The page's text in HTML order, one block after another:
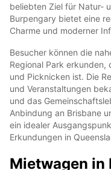
beliebten Ziel für Natur-
Burpengary bietet eine
Charme und moderner
Besucher können die
Regional Park erkunden,
und Picknicken ist. Die
und Veranstaltungen
und das
Anbindung an Brisbane
ein idealer
Erkundungen in
Mietwagen in